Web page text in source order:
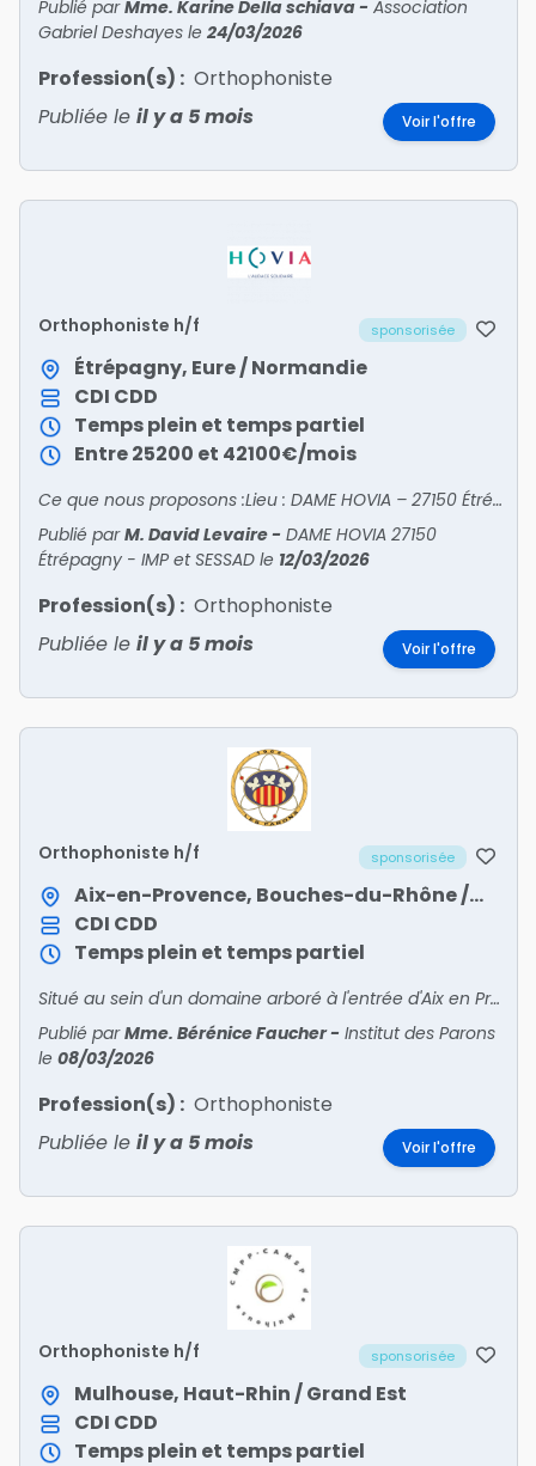
Publié parMme. Karine Della schiava- Association
Gabriel Deshayes le 24/03/2026
Profession(s) : Orthophoniste
Publiée le il y a 5 mois Voir l'offre
Orthophoniste h/f sponsorisée
Étrépagny, Eure / Normandie
CDI CDD
Temps plein et temps partiel
Entre 25200 et 42100€/mois
Ce que nous proposons :Lieu : DAME HOVIA – 27150 Étrépagny (Eure)Rattachement : équipe pluridisciplinaire du DAMERémunération : selon CCN 66, avec reprise d'ancienneté et Prime Ségur (238€
Publié parM. David Levaire- DAME HOVIA 27150
Étrépagny - IMP et SESSAD le 12/03/2026
Profession(s) : Orthophoniste
Publiée le il y a 5 mois Voir l'offre
Orthophoniste h/f sponsorisée
Aix-en-Provence, Bouches-du-Rhône / Provence-Alpes-Côte d'Azur
CDI CDD
Temps plein et temps partiel
Situé au sein d'un domaine arboré à l'entrée d'Aix en Provence, l'Institut des Parons est une association qui gère 7 établissements, dont un institut médico éducatif (IME) qui propose un accom
Publié parMme. Bérénice Faucher- Institut des Parons
le 08/03/2026
Profession(s) : Orthophoniste
Publiée le il y a 5 mois Voir l'offre
Orthophoniste h/f sponsorisée
Mulhouse, Haut-Rhin / Grand Est
CDI CDD
Temps plein et temps partiel